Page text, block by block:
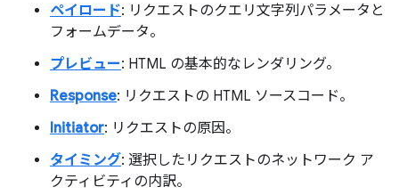
ペイロード: リクエストのクエリ文字列パラメータと
フォームデータ。
プレビュー: HTML の基本的なレンダリング。
Response: リクエストの HTML ソースコード。
Initiator: リクエストの原因。
タイミング: 選択したリクエストのネットワーク ア
クティビティの内訳。